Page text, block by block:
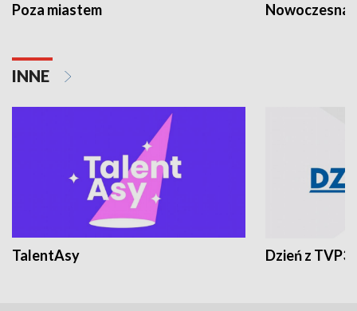
Poza miastem Nowoczesna
INNE
TalentAsy Dzień z TVP3